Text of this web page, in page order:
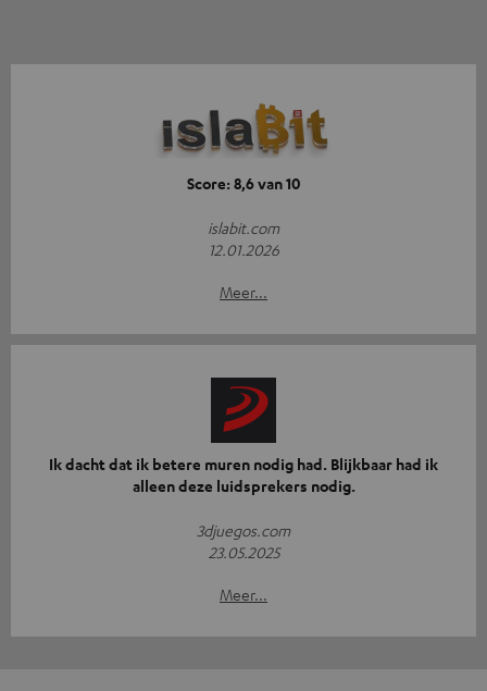
Score: 8,6 van 10
islabit.com
12.01.2026
Meer...
Ik dacht dat ik betere muren nodig had. Blijkbaar had ik
alleen deze luidsprekers nodig.
3djuegos.com
23.05.2025
Meer...